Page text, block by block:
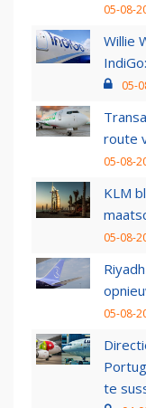
05-08-
Willie
05-
route
05-08-
KLM
05-08-
05-08-
te